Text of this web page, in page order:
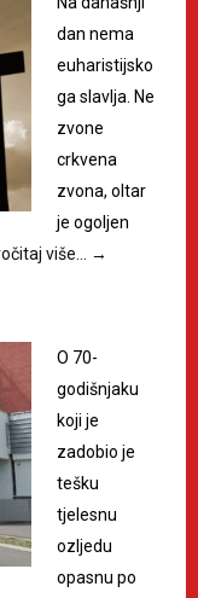
dan nema
euharistijsko
ga slavlja. Ne
zvone
crkvena
zvona, oltar
je ogoljen
više… →
O 70-
godišnjaku
koji je
zadobio je
tešku
tjelesnu
ozljedu
opasnu po